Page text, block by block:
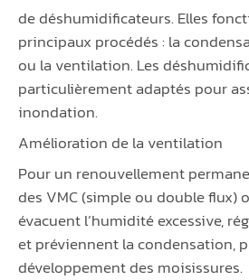
de déshumidificateurs. Elles
principaux procédés : la
ou la ventilation. Les
particulièrement adaptés pour
inondation.
Amélioration de la ventilation
Pour un renouvellement
des VMC (simple ou double flux)
évacuent l’humidité excessive,
et préviennent la condensation,
développement des moisissures.